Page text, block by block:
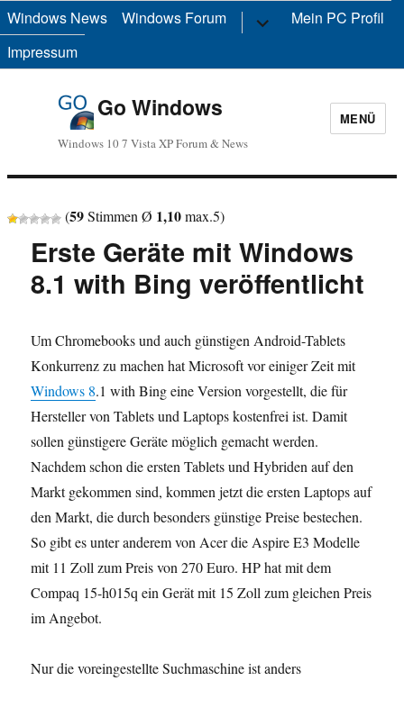
Windows News Windows Forum Untermenü
anzeigen
Mein PC Profil
Impressum
Go Windows
Windows 10 7 Vista XP Forum & News
MENÜ
(59Stimmen Ø 1,10max.5)
Erste Geräte mit Windows
8.1 with Bing veröffentlicht
Um Chromebooks und auch günstigen Android-Tablets
Konkurrenz zu machen hat Microsoft vor einiger Zeit mit
Windows 8.1 with Bing eine Version vorgestellt, die für
Hersteller von Tablets und Laptops kostenfrei ist. Damit
sollen günstigere Geräte möglich gemacht werden.
Nachdem schon die ersten Tablets und Hybriden auf den
Markt gekommen sind, kommen jetzt die ersten Laptops auf
den Markt, die durch besonders günstige Preise bestechen.
So gibt es unter anderem von Acer die Aspire E3 Modelle
mit 11 Zoll zum Preis von 270 Euro. HP hat mit dem
Compaq 15-h015q ein Gerät mit 15 Zoll zum gleichen Preis
im Angebot.
Nur die voreingestellte Suchmaschine ist anders